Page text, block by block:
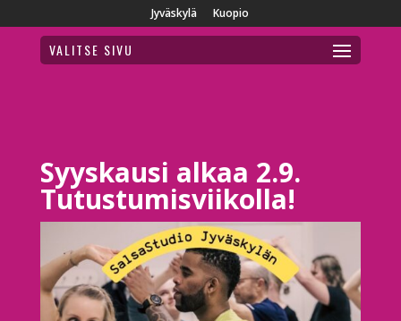
Jyväskylä Kuopio
VALITSE SIVU
Syyskausi alkaa 2.9.
Tutustumisviikolla!